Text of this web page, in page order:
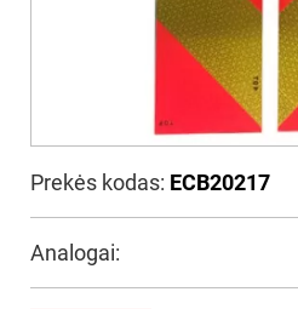
Prekės kodas: ECB20217
Analogai: